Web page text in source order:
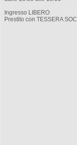
Ingresso LIBERO
Prestito con TESSERA SOCI